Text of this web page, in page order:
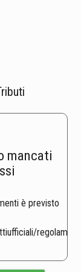
mancati
è previsto